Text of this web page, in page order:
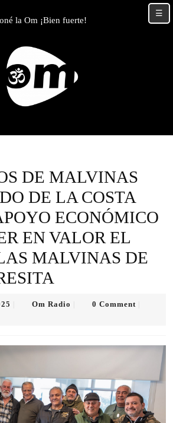
la Om ¡Bien fuerte!
DE MALVINAS
DE LA COSTA
ECONÓMICO
EN VALOR EL
MALVINAS DE
Om Radio 0 Comment
☰